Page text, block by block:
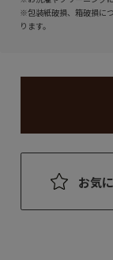
※包装紙破損、箱破損に
ります。
お気